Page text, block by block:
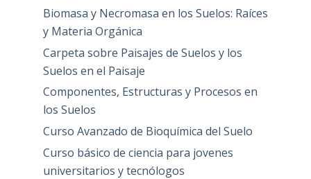
Biomasa y Necromasa en los Suelos: Raíces
y Materia Orgánica
Carpeta sobre Paisajes de Suelos y los
Suelos en el Paisaje
Componentes, Estructuras y Procesos en
los Suelos
Curso Avanzado de Bioquímica del Suelo
Curso básico de ciencia para jovenes
universitarios y tecnólogos